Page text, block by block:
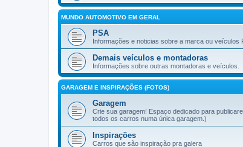
MUNDO AUTOMOTIVO EM GERAL
PSA
Informações e noticias sobre a marca ou veículos
Demais veículos e montadoras
Informações sobre outras montadoras e veículos.
GARAGEM E INSPIRAÇÕES (FOTOS)
Garagem
Crie sua garagem! Espaço dedicado para
todos os carros numa única garagem.)
Inspirações
Carros que são inspiração pra galera